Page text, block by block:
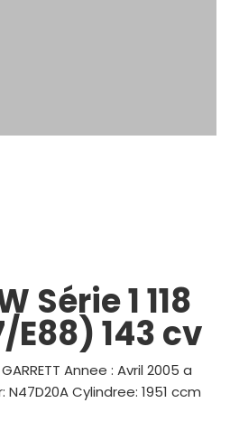
Série 1 118
E88) 143 cv
Annee : Avril 2005 a
Cylindree: 1951 ccm